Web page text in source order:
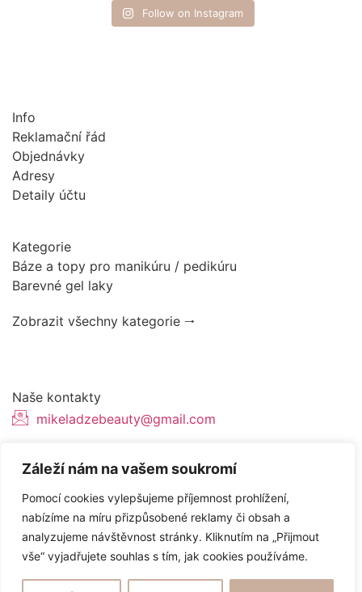
Záleží nám na vašem soukromí
Pomocí cookies vylepšujeme příjemnost prohlížení,
nabízíme na míru přizpůsobené reklamy či obsah a
analyzujeme návštěvnost stránky. Kliknutím na „Přijmout
vše“ vyjadřujete souhlas s tím, jak cookies používáme.
Follow on Instagram
Info
Reklamační řád
Objednávky
Adresy
Detaily účtu
Kategorie
Báze a topy pro manikúru / pedikúru
Barevné gel laky
Zobrazit všechny kategorie 🠂
Naše kontakty
mikeladzebeauty@gmail.com
Tvorba webových stránek odTopranker.cz